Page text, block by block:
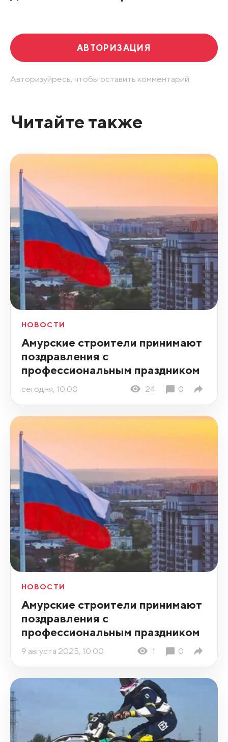
АВТОРИЗАЦИЯ
Авторизуйресь, чтобы оставить комментарий.
Читайте также
НОВОСТИ
Амурские строители принимают
поздравления с
профессиональным праздником
сегодня, 10:00 24 0
НОВОСТИ
Амурские строители принимают
поздравления с
профессиональным праздником
9 августа 2025, 10:00 1 0